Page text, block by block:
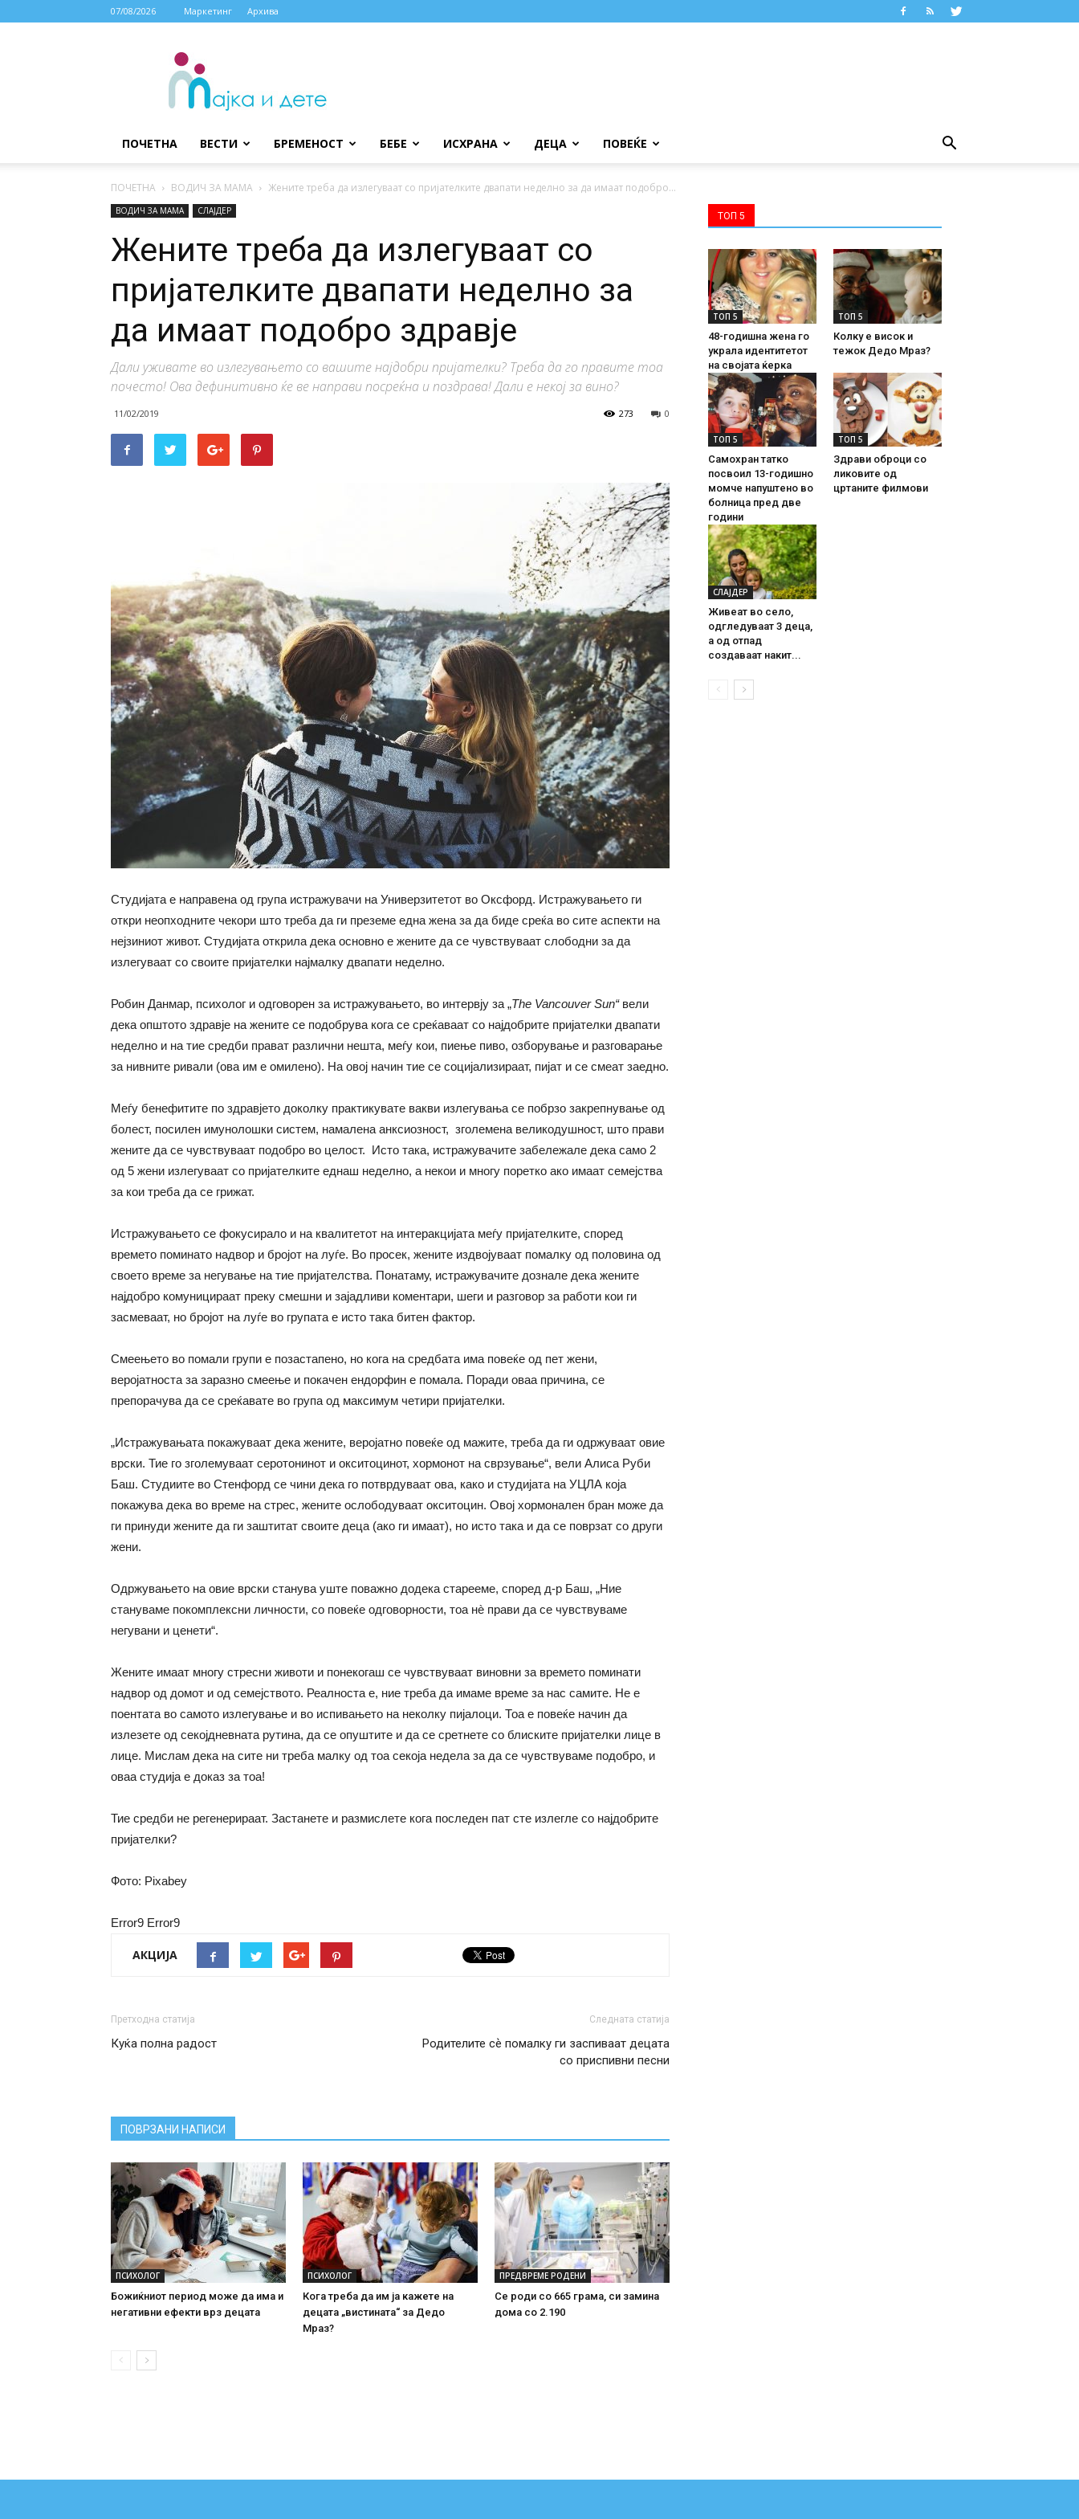
07/08/2026 Маркетинг Архива
МАЈКА
ДЕТЕ
ПОЧЕТНА ВЕСТИ БРЕМЕНОСТ БЕБЕ ИСХРАНА ДЕЦА ПОВЕЌЕ
ПОЧЕТНА ВОДИЧ ЗА МАМА Жените треба да излегуваат со пријателките двапати неделно за да имаат подобро...
ВОДИЧ ЗА МАМА СЛАЈДЕР
Жените треба да излегуваат со
пријателките двапати неделно за
да имаат подобро здравје
Дали уживате во излегувањето со вашите најдобри пријателки? Треба да го правите тоа
почесто! Ова дефинитивно ќе ве направи посреќна и поздрава! Дали е некој за вино?
11/02/2019 0
273
Студијата е направена од група истражувачи на Универзитетот во Оксфорд. Истражувањето ги
откри неопходните чекори што треба да ги преземе една жена за да биде среќа во сите аспекти на
нејзиниот живот. Студијата открила дека основно е жените да се чувствуваат слободни за да
излегуваат со своите пријателки најмалку двапати неделно.
Робин Данмар, психолог и одговорен за истражувањето, во интервју за „The Vancouver Sun“вели
дека општото здравје на жените се подобрува кога се среќаваат со најдобрите пријателки двапати
неделно и на тие средби прават различни нешта, меѓу кои, пиење пиво, озборување и разговарање
за нивните ривали (ова им е омилено). На овој начин тие се социјализираат, пијат и се смеат заедно.
Меѓу бенефитите по здравјето доколку практикувате вакви излегувања се побрзо закрепнување од
болест, посилен имунолошки систем, намалена анксиозност, зголемена великодушност, што прави
жените да се чувствуваат подобро во целост. Исто така, истражувачите забележале дека само 2
од 5 жени излегуваат со пријателките еднаш неделно, а некои и многу поретко ако имаат семејства
за кои треба да се грижат.
Истражувањето се фокусирало и на квалитетот на интеракцијата меѓу пријателките, според
времето поминато надвор и бројот на луѓе. Во просек, жените издвојуваат помалку од половина од
своето време за негување на тие пријателства. Понатаму, истражувачите дознале дека жените
најдобро комуницираат преку смешни и зајадливи коментари, шеги и разговор за работи кои ги
засмеваат, но бројот на луѓе во групата е исто така битен фактор.
Смеењето во помали групи е позастапено, но кога на средбата има повеќе од пет жени,
веројатноста за заразно смеење и покачен ендорфин е помала. Поради оваа причина, се
препорачува да се среќавате во група од максимум четири пријателки.
„Истражувањата покажуваат дека жените, веројатно повеќе од мажите, треба да ги одржуваат овие
врски. Тие го зголемуваат серотонинот и окситоцинот, хормонот на сврзување“, вели Алиса Руби
Баш. Студиите во Стенфорд се чини дека го потврдуваат ова, како и студијата на УЦЛА која
покажува дека во време на стрес, жените ослободуваат окситоцин. Овој хормонален бран може да
ги принуди жените да ги заштитат своите деца (ако ги имаат), но исто така и да се поврзат со други
жени.
Одржувањето на овие врски станува уште поважно додека старееме, според д-р Баш, „Ние
стануваме покомплексни личности, со повеќе одговорности, тоа нè прави да се чувствуваме
негувани и ценети“.
Жените имаат многу стресни животи и понекогаш се чувствуваат виновни за времето поминати
надвор од домот и од семејството. Реалноста е, ние треба да имаме време за нас самите. Не е
поентата во самото излегување и во испивањето на неколку пијалоци. Тоа е повеќе начин да
излезете од секојдневната рутина, да се опуштите и да се сретнете со блиските пријателки лице в
лице. Мислам дека на сите ни треба малку од тоа секоја недела за да се чувствуваме подобро, и
оваа студија е доказ за тоа!
Тие средби не регенерираат. Застанете и размислете кога последен пат сте излегле со најдобрите
пријателки?
Фото: Pixabey
Error9 Error9
АКЦИЈА
Претходна статија
Куќа полна радост
Следната статија
Родителите сѐ помалку ги заспиваат децата
со приспивни песни
ПОВРЗАНИ НАПИСИ
ПСИХОЛОГ
Божиќниот период може да има и
негативни ефекти врз децата
ПСИХОЛОГ
Кога треба да им ја кажете на
децата „вистината“ за Дедо
Мраз?
ПРЕДВРЕМЕ РОДЕНИ
Се роди со 665 грама, си замина
дома со 2.190
ТОП 5
ТОП 5
48-годишна жена го
украла идентитетот
на својата ќерка
ТОП 5
Колку е висок и
тежок Дедо Мраз?
ТОП 5
Самохран татко
посвоил 13-годишно
момче напуштено во
болница пред две
години
ТОП 5
Здрави оброци со
ликовите од
цртаните филмови
СЛАЈДЕР
Живеат во село,
одгледуваат 3 деца,
а од отпад
создаваат накит...